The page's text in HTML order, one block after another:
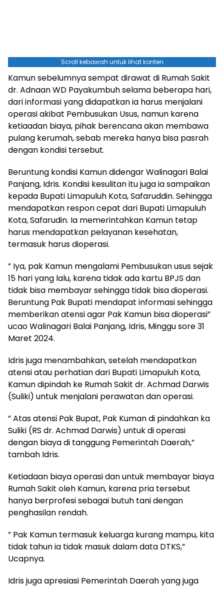
Scroll kebawah untuk lihat konten
Kamun sebelumnya sempat dirawat di Rumah Sakit
dr. Adnaan WD Payakumbuh selama beberapa hari,
dari informasi yang didapatkan ia harus menjalani
operasi akibat Pembusukan Usus, namun karena
ketiaadan biaya, pihak berencana akan membawa
pulang kerumah, sebab mereka hanya bisa pasrah
dengan kondisi tersebut.
Beruntung kondisi Kamun didengar Walinagari Balai
Panjang, Idris. Kondisi kesulitan itu juga ia sampaikan
kepada Bupati Limapuluh Kota, Safaruddin. Sehingga
mendapatkan respon cepat dari Bupati Limapuluh
Kota, Safarudin. Ia memerintahkan Kamun tetap
harus mendapatkan pelayanan kesehatan,
termasuk harus dioperasi.
” Iya, pak Kamun mengalami Pembusukan usus sejak
15 hari yang lalu, karena tidak ada kartu BPJS dan
tidak bisa membayar sehingga tidak bisa dioperasi.
Beruntung Pak Bupati mendapat informasi sehingga
memberikan atensi agar Pak Kamun bisa dioperasi”
ucao Walinagari Balai Panjang, Idris, Minggu sore 31
Maret 2024.
Idris juga menambahkan, setelah mendapatkan
atensi atau perhatian dari Bupati Limapuluh Kota,
Kamun dipindah ke Rumah Sakit dr. Achmad Darwis
(Suliki) untuk menjalani perawatan dan operasi.
” Atas atensi Pak Bupat, Pak Kuman di pindahkan ka
Suliki (RS dr. Achmad Darwis) untuk di operasi
dengan biaya di tanggung Pemerintah Daerah,”
tambah Idris.
Ketiadaan biaya operasi dan untuk membayar biaya
Rumah Sakit oleh Kamun, karena pria tersebut
hanya berprofesi sebagai butuh tani dengan
penghasilan rendah.
” Pak Kamun termasuk keluarga kurang mampu, kita
tidak tahun ia tidak masuk dalam data DTKS,”
Ucapnya.
Idris juga apresiasi Pemerintah Daerah yang juga